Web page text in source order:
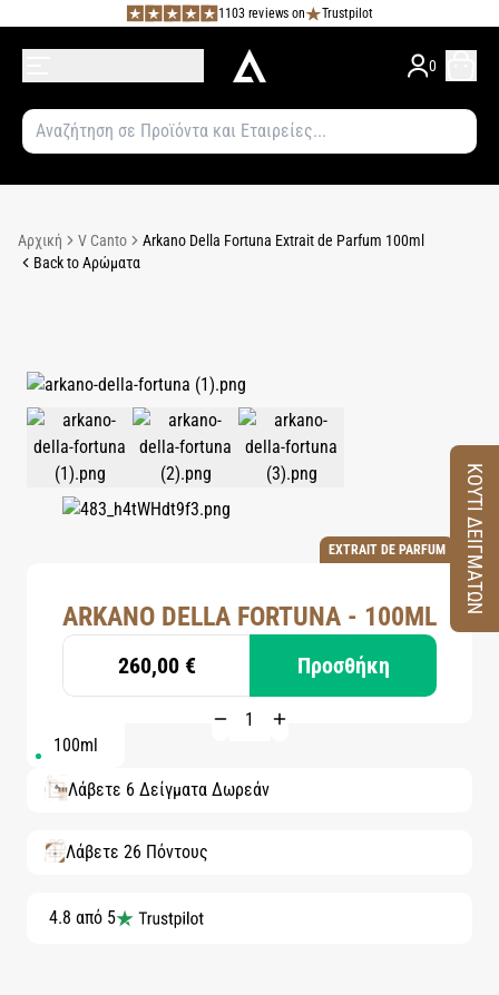
1103 reviews on Trustpilot
0
Αρχική V Canto
Arkano Della Fortuna Extrait de Parfum 100ml
Back to Αρώματα
EXTRAIT DE PARFUM
ARKANO DELLA FORTUNA - 100ML
260,00 € Προσθήκη
100ml
Λάβετε 6 Δείγματα Δωρεάν
Λάβετε 26 Πόντους
4.8 από 5
ΚΟΥΤΙ ΔΕΙΓΜΑΤΩΝ